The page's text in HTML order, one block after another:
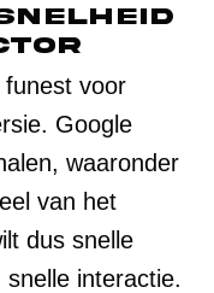
voor
Google
waaronder
van het
dus snelle
interactie.